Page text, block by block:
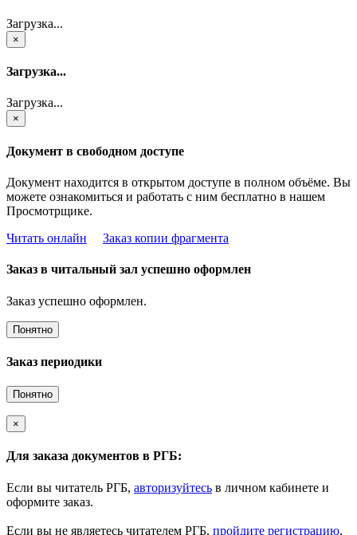
Загрузка...
×
Загрузка...
Загрузка...
×
Документ в свободном доступе
Документ находится в открытом доступе в полном объёме. Вы
можете ознакомиться и работать с ним бесплатно в нашем
Просмотрщике.
Читать онлайн
Заказ копии фрагмента
Заказ в читальный зал успешно оформлен
Заказ успешно оформлен.
Понятно
Заказ периодики
Понятно
×
Для заказа документов в РГБ:
Если вы читатель РГБ, авторизуйтесь в личном кабинете и
оформите заказ.
Если вы не являетесь читателем РГБ, пройдите регистрацию,